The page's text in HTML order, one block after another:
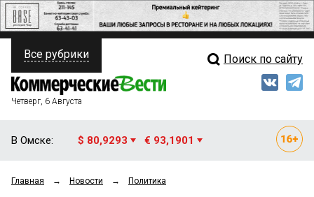
ПОЛИТИКА
ФИНАНСЫ
ОБЩЕСТВО
Свежий выпуск
Все рубрики Поиск по сайту
Четверг, 6 Августа
В Омске: $ 80,9293 € 93,1901
Главная → Новости → Политика